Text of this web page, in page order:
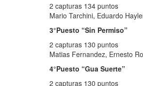
2 capturas 134 puntos
Mario Tarchini, Eduardo
3°Puesto “Sin Permiso”
2 capturas 130 puntos
Matias Fernandez, Ernesto
4°Puesto “Gua Suerte”
2 capturas 130 puntos